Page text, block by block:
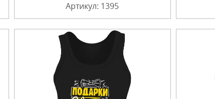
Артикул: 1395